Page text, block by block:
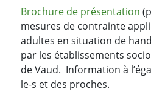
Brochure de présentation
mesures de contrainte
adultes en situation de
par les établissements
de Vaud. Information à
le-s et des proches.